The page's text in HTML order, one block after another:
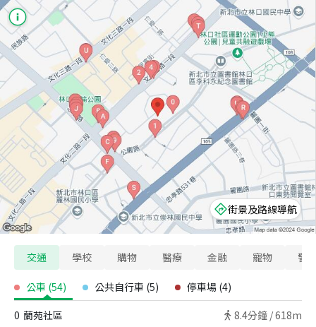
街景及路線導航
交通 學校 購物 醫療 金融 寵物 警
公車 (54) 公共自行車 (5) 停車場 (4)
0 蘭苑社區 8.4分鐘 /618m